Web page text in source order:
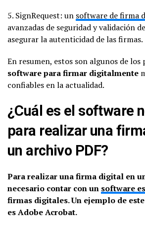
5. SignRequest: un software de firma
avanzadas de seguridad y validación
asegurar la autenticidad de las firmas.
En resumen, estos son algunos de los
software para firmar digitalmente
confiables en la actualidad.
¿Cuál es el software
para realizar una
un archivo PDF?
Para realizar una firma digital en
necesario contar con un software
firmas digitales. Un ejemplo de
es Adobe Acrobat.